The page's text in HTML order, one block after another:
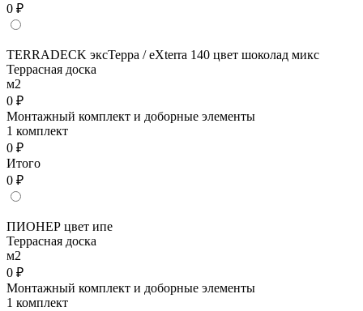
0 ₽
TERRADECK эксТерра / eXterra 140 цвет шоколад микс
Террасная доска
м2
0 ₽
Монтажный комплект и доборные элементы
1 комплект
0 ₽
Итого
0 ₽
ПИОНЕР цвет ипе
Террасная доска
м2
0 ₽
Монтажный комплект и доборные элементы
1 комплект